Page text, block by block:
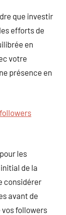
que investir
efforts de
en
votre
présence en
les
de la
considérer
avant de
vos followers